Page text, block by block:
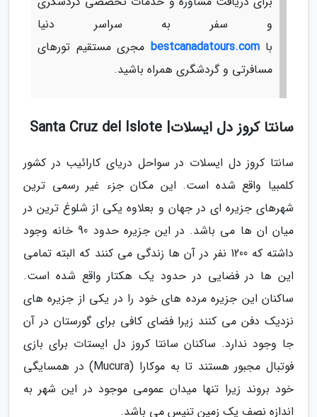
و سفر به سراسر دنیا
باbestcanadatours.com مجری مستقیم تورهای
مسافرتی و گردشگری همراه باشید.
سانتا کروز دل ایسلات| Santa Cruz del Islote
سانتا کروز دل ایسلات در سواحل دریای کارائیب در کشور
کلمبیا واقع شده است. این مکان جزء غیر رسمی ترین
شهرهای جزیره ای در جهان و بعلاوه یکی از شلوغ ترین در
میان ان ها می باشد. در این جزیره حدود 90 خانه وجود
داشته که 1200 نفر در آن ها زندگی می کنند که البته تمامی
این ها در فضایی در حدود یک هکتار واقع شده است.
ساکنان این جزیره مرده های خود را در یکی از جزیره های
نزدیک دفن می کنند زیرا فضای کافی برای گورستان در آن
جا وجود ندارد. ساکنان سانتا کروز دل ایستات برای بازی
فوتبال مجبور هستند تا به موکارا (Mucura) در همسایگی
خود بروند زیرا تنها میدان عمومی موجود در این شهر به
اندازه نصف یک زمین تنیس می باشد.